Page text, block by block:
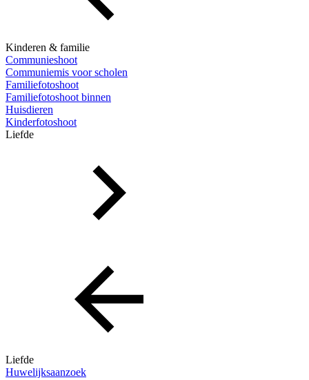
Kinderen & familie
Communieshoot
Communiemis voor scholen
Familiefotoshoot
Familiefotoshoot binnen
Huisdieren
Kinderfotoshoot
Liefde
Liefde
Huwelijksaanzoek